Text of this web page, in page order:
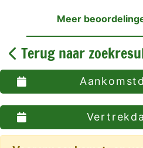
Meer
Terug naar